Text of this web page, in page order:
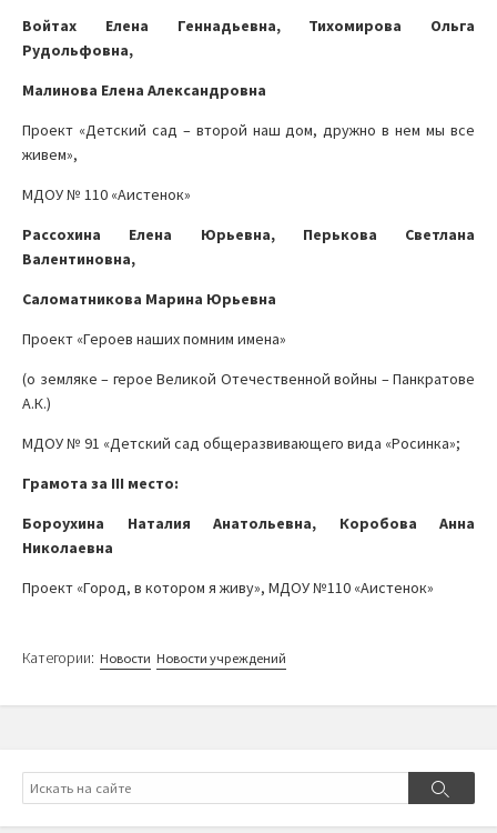
Войтах Елена Геннадьевна, Тихомирова Ольга
Рудольфовна,
Малинова Елена Александровна
Проект «Детский сад – второй наш дом, дружно в нем мы все
живем»,
МДОУ № 110 «Аистенок»
Рассохина Елена Юрьевна, Перькова Светлана
Валентиновна,
Саломатникова Марина Юрьевна
Проект «Героев наших помним имена»
(о земляке – герое Великой Отечественной войны – Панкратове
А.К.)
МДОУ № 91 «Детский сад общеразвивающего вида «Росинка»;
Грамота за III место:
Бороухина Наталия Анатольевна, Коробова Анна
Николаевна
Проект «Город, в котором я живу», МДОУ №110 «Аистенок»
Категории: Новости Новости учреждений
Поиск
Поиск